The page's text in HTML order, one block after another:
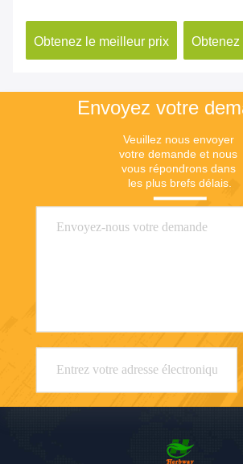
Obtenez le meilleur prix
Envoyez votre
Veuillez nous envoyer
votre demande et nous
vous répondrons dans
les plus brefs délais.